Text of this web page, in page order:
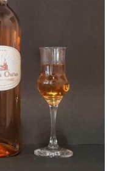
e marcado Cachaça